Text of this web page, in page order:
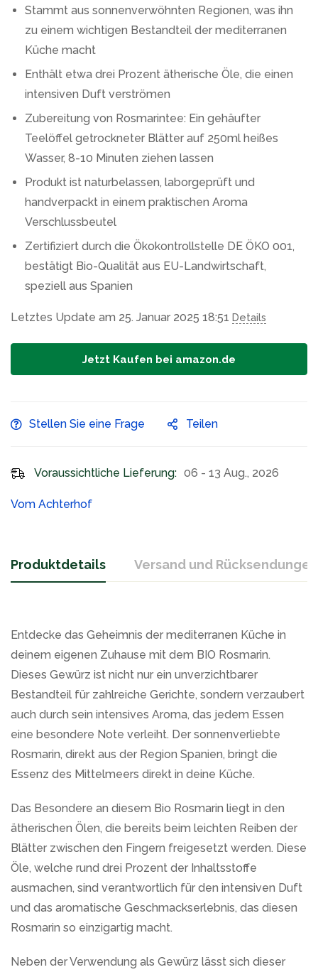
Stammt aus sonnenverwöhnten Regionen, was ihn
zu einem wichtigen Bestandteil der mediterranen
Küche macht
Enthält etwa drei Prozent ätherische Öle, die einen
intensiven Duft verströmen
Zubereitung von Rosmarintee: Ein gehäufter
Teelöffel getrockneter Blätter auf 250ml heißes
Wasser, 8-10 Minuten ziehen lassen
Produkt ist naturbelassen, laborgeprüft und
handverpackt in einem praktischen Aroma
Verschlussbeutel
Zertifiziert durch die Ökokontrollstelle DE ÖKO 001,
bestätigt Bio-Qualität aus EU-Landwirtschaft,
speziell aus Spanien
Letztes Update am 25. Januar 2025 18:51 Details
Jetzt Kaufen bei amazon.de
Stellen Sie eine Frage Teilen
Voraussichtliche Lieferung: 06 - 13 Aug., 2026
Vom Achterhof
Produktdetails Versand und Rücksendungen
Entdecke das Geheimnis der mediterranen Küche in
deinem eigenen Zuhause mit dem BIO Rosmarin.
Dieses Gewürz ist nicht nur ein unverzichtbarer
Bestandteil für zahlreiche Gerichte, sondern verzaubert
auch durch sein intensives Aroma, das jedem Essen
eine besondere Note verleiht. Der sonnenverliebte
Rosmarin, direkt aus der Region Spanien, bringt die
Essenz des Mittelmeers direkt in deine Küche.
Das Besondere an diesem Bio Rosmarin liegt in den
ätherischen Ölen, die bereits beim leichten Reiben der
Blätter zwischen den Fingern freigesetzt werden. Diese
Öle, welche rund drei Prozent der Inhaltsstoffe
ausmachen, sind verantwortlich für den intensiven Duft
und das aromatische Geschmackserlebnis, das diesen
Rosmarin so einzigartig macht.
Neben der Verwendung als Gewürz lässt sich dieser